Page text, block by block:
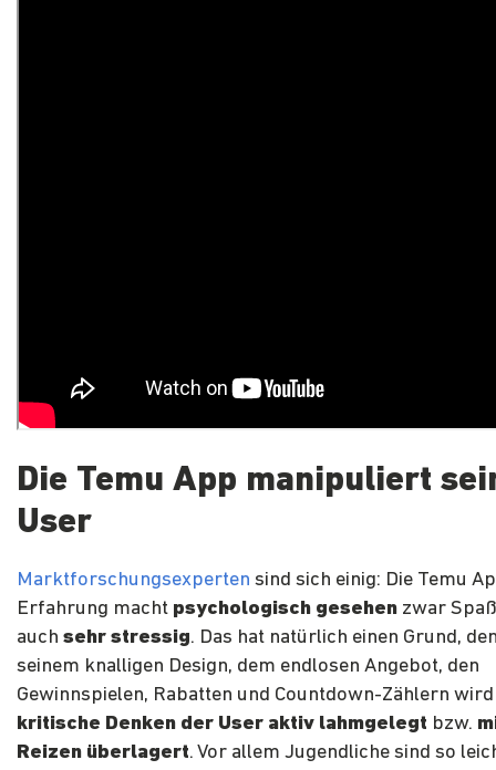
Die Temu App manipuliert
User
Marktforschungsexperten sind sich einig: Die Temu
Erfahrung macht psychologisch gesehen zwar
auch sehr stressig. Das hat natürlich einen Grund,
seinem knalligen Design, dem endlosen Angebot, den
Gewinnspielen, Rabatten und Countdown-Zählern
kritische Denken der User aktiv lahmgelegt bzw.
Reizen überlagert. Vor allem Jugendliche sind so